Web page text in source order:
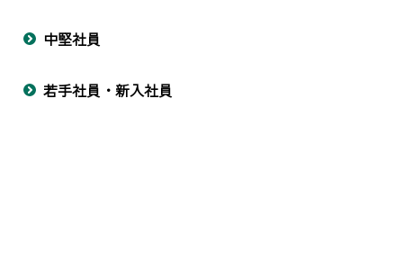
中堅社員
若手社員・新入社員